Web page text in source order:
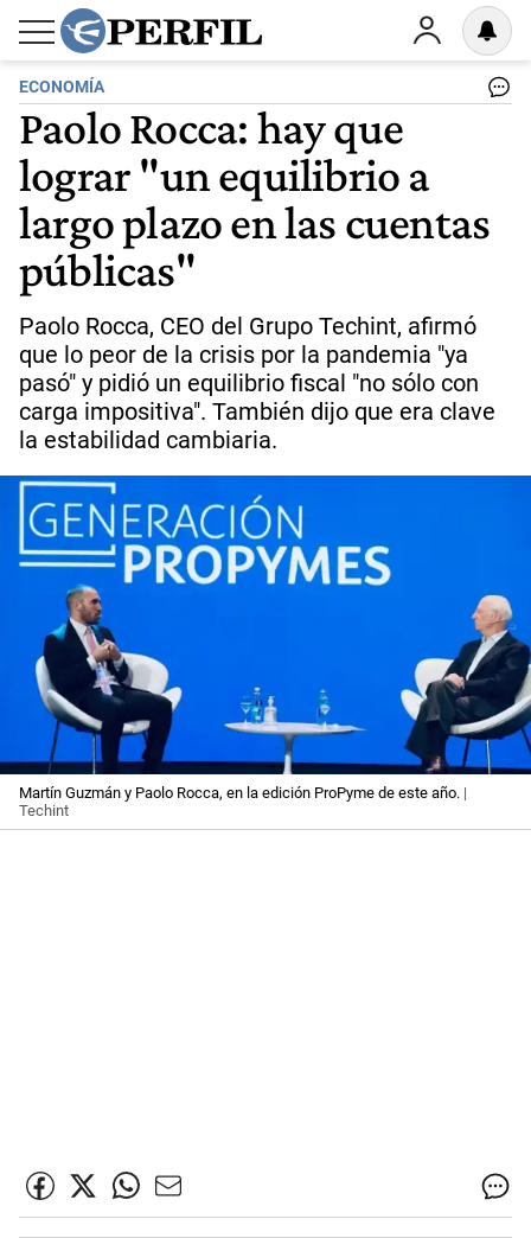
ECONOMÍA
Paolo Rocca: hay que
lograr "un equilibrio a
largo plazo en las cuentas
públicas"
Paolo Rocca, CEO del Grupo Techint, afirmó
que lo peor de la crisis por la pandemia "ya
pasó" y pidió un equilibrio fiscal "no sólo con
carga impositiva". También dijo que era clave
la estabilidad cambiaria.
Martín Guzmán y Paolo Rocca, en la edición ProPyme de este año. |
Techint